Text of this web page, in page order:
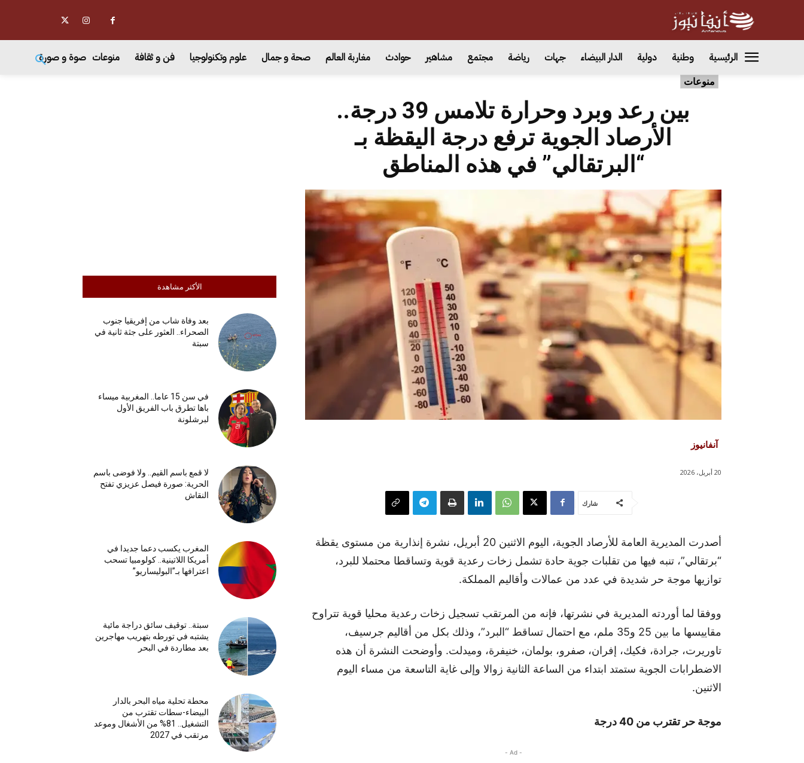
الرئيسية وطنية دولية الدار البيضاء جهات رياضة مجتمع مشاهير حوادث مغاربة العالم صحة و جمال علوم وتكنولوجيا فن و ثقافة منوعات صوة و صورة
منوعات
الأكثر مشاهدة
بعد وفاة شاب من إفريقيا جنوب
الصحراء.. العثور على جثة ثانية في
سبتة
في سن 15 عاما.. المغربية ميساء
باها تطرق باب الفريق الأول
لبرشلونة
لا قمع باسم القيم.. ولا فوضى باسم
الحرية: صورة فيصل عزيزي تفتح
النقاش
المغرب يكسب دعما جديدا في
أمريكا اللاتينية.. كولومبيا تسحب
اعترافها بـ”البوليساريو”
سبتة.. توقيف سائق دراجة مائية
يشتبه في تورطه بتهريب مهاجرين
بعد مطاردة في البحر
محطة تحلية مياه البحر بالدار
البيضاء-سطات تقترب من
التشغيل.. 81% من الأشغال وموعد
مرتقب في 2027
بين رعد وبرد وحرارة تلامس 39 درجة..
الأرصاد الجوية ترفع درجة اليقظة بـ
“البرتقالي” في هذه المناطق
آنفانيوز
20 أبريل، 2026
شارك
أصدرت المديرية العامة للأرصاد الجوية، اليوم الاثنين 20 أبريل، نشرة إنذارية من مستوى يقظة
“برتقالي”، تنبه فيها من تقلبات جوية حادة تشمل زخات رعدية قوية وتساقطا محتملا للبرد،
توازيها موجة حر شديدة في عدد من عمالات وأقاليم المملكة.
ووفقا لما أوردته المديرية في نشرتها، فإنه من المرتقب تسجيل زخات رعدية محليا قوية تتراوح
مقاييسها ما بين 25 و35 ملم، مع احتمال تساقط “البرد”، وذلك بكل من أقاليم جرسيف،
تاوريرت، جرادة، فكيك، إفران، صفرو، بولمان، خنيفرة، وميدلت. وأوضحت النشرة أن هذه
الاضطرابات الجوية ستمتد ابتداء من الساعة الثانية زوالا وإلى غاية التاسعة من مساء اليوم
الاثنين.
موجة حر تقترب من 40 درجة
- Ad -